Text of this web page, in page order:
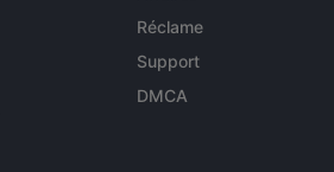
Réclame
Support
DMCA